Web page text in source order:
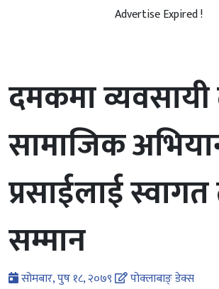
Advertise Expired !
दमकमा
सामाजिक
प्रसाईलाई
सम्मान
सोमबार, पुष १८, २०७९ पोक्लाबाङ् डेक्स